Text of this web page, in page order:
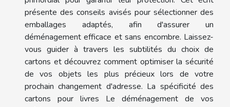
présente des conseils avisés pour sélectionner des
emballages adaptés, afin d'assurer un
déménagement efficace et sans encombre. Laissez-
vous guider à travers les subtilités du choix de
cartons et découvrez comment optimiser la sécurité
de vos objets les plus précieux lors de votre
prochain changement d'adresse. La spécificité des
cartons pour livres Le déménagement de vos